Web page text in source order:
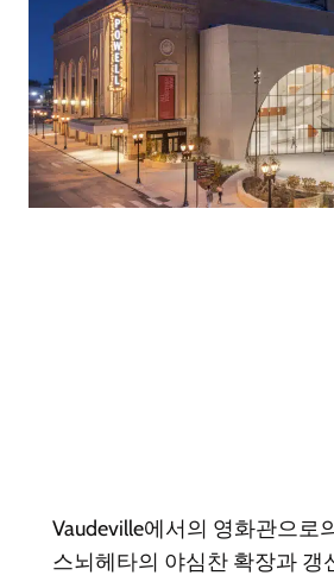
Vaudeville에서의 영화관으로
스뇌헤타의 야심찬 확장과 갱